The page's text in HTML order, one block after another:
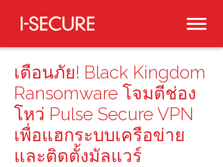
เตือนภัย! Black Kingdom
Ransomware โจมตีช่อง
โหว่ Pulse Secure VPN
เพื่อแฮกระบบเครือข่าย
และติดตั้งมัลแวร์